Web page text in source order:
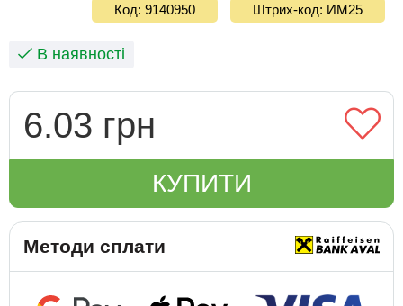
Код: 9140950 Штрих-код: ИМ25
В наявності
6.03 грн
КУПИТИ
Методи сплати